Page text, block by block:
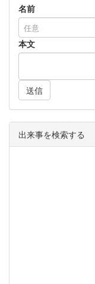
名前
本文
送信
出来事を検索する